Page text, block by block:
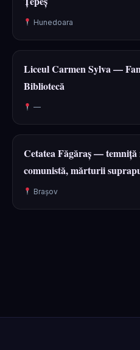
Hunedoara
Liceul Carmen Sylva —
Bibliotecă
—
Cetatea Făgăraș — temniță
comunistă, mărturii
Brașov